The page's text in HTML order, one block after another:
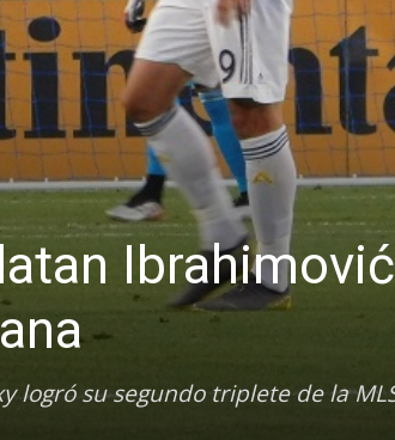
logró su segundo triplete de la